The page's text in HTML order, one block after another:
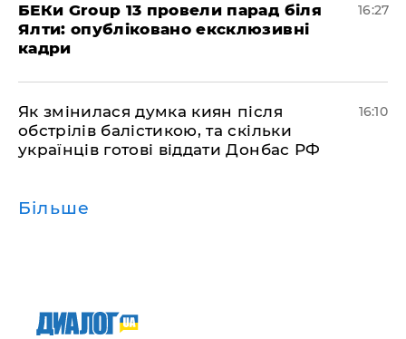
БЕКи Group 13 провели парад біля
Ялти: опубліковано ексклюзивні
кадри
16:27
Як змінилася думка киян після
обстрілів балістикою, та скільки
українців готові віддати Донбас РФ
16:10
Більше